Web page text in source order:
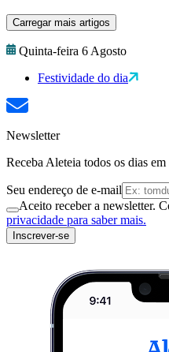
Carregar mais artigos
Quinta-feira 6 Agosto
Festividade do dia
Newsletter
Receba Aleteia todos os dias
Seu endereço de e-mail
Aceito receber a newsletter.
privacidade para saber mais.
Inscrever-se